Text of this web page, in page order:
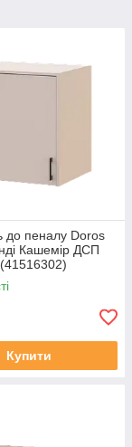
до пеналу Doros
Кашемір ДСП
Купити